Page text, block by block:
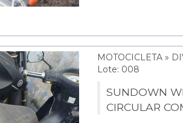
MOTOCICLETA »
Lote: 008
SUNDOWN
CIRCULAR